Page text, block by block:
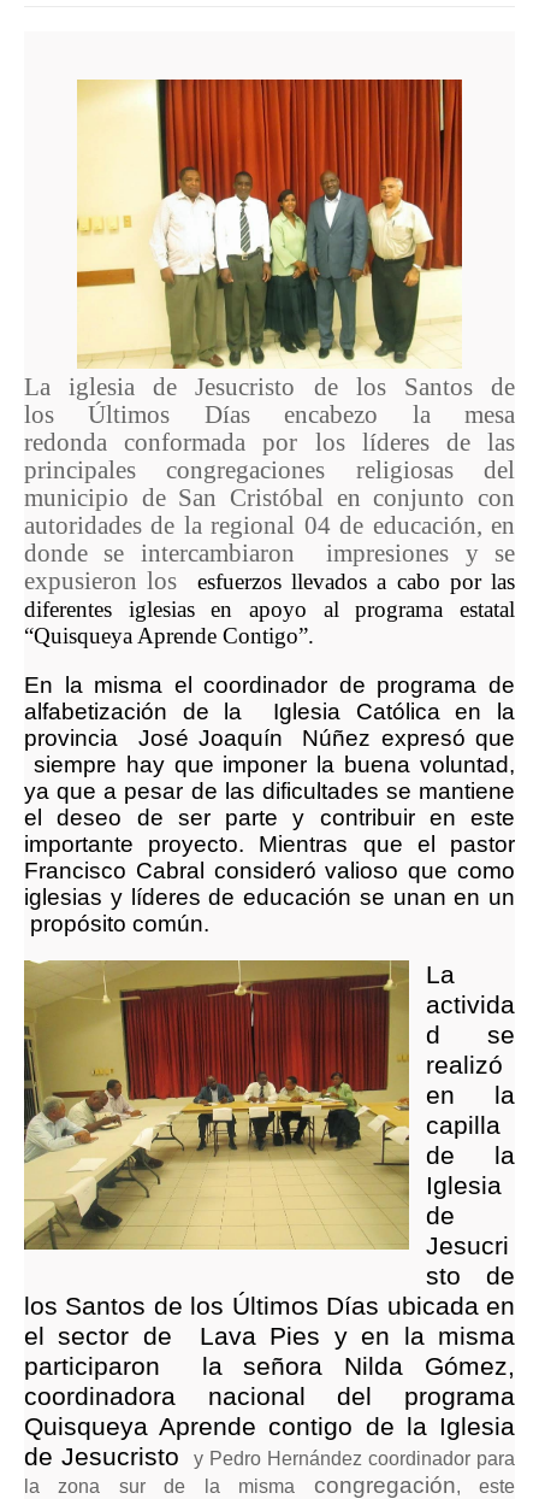
La iglesia de Jesucristo de los Santos de
losÚltimos Días encabezo la mesa
redonda conformada por los líderes de las
principalescongregaciones religiosas del
municipio de San Cristóbal en conjunto con
autoridades de la regional 04 de educación, en
donde se intercambiaron impresiones y se
expusieron los esfuerzos llevados a cabo por las
diferentes iglesias en apoyo al programa estatal
“Quisqueya Aprende Contigo”.
En la misma el coordinador de programa de
alfabetización de la Iglesia Católica en la
provincia José Joaquín Núñez expresó que
siempre hay que imponer la buena voluntad,
ya que a pesar de las dificultades se mantiene
el deseo de ser parte y contribuir en este
importante proyecto. Mientras que el pastor
Francisco Cabral consideró valioso que como
iglesias y líderes de educación se unan en un
propósito común.
La
activida
d se
realizó
en la
capilla
de la
Iglesia
de
Jesucri
sto de
los Santos de los Últimos Días ubicada en
el sector de Lava Pies y en la misma
participaron
la señora Nilda Gómez,
coordinadora nacional del programa
Quisqueya Aprende contigo de la Iglesia
de Jesucristo
y Pedro Hernández coordinador para
la zona sur de la misma congregación, este